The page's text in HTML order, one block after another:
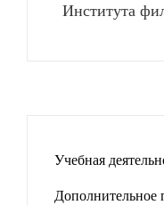
Института
Учебная
Дополнительное